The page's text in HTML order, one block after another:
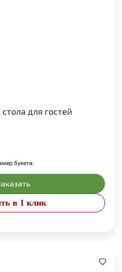
для гостей
букета:
в 1 клик